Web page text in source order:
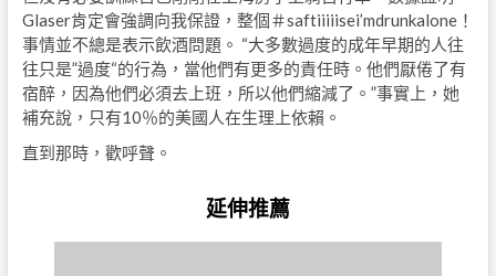
Glaser肯定會強調向我保證，整個＃saftiiiiisei’mdrunkalone！
事情並不總是表示飲酒問題。 “大多數過度的成年早期的人往
往只是”過度“的行為，當他們有更多的責任時。他們厭倦了有
宿醉，因為他們必須去上班，所以他們縮減了。”事實上，她
補充說，只有10％的美國人在生理上依賴。
直到那時，歡呼聲。
延伸推薦